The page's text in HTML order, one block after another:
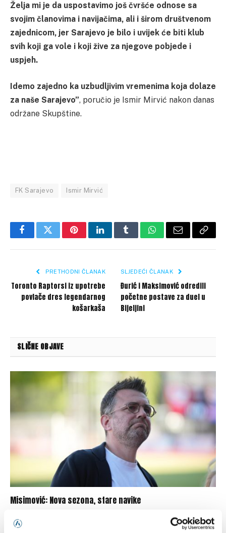
Želja mi je da uspostavimo još čvršće odnose sa
svojim članovima i navijačima, ali i širom društvenom
zajednicom, jer Sarajevo je bilo i uvijek će biti klub
svih koji ga vole i koji žive za njegove pobjede i
uspjeh.
Idemo zajedno ka uzbudljivim vremenima koja dolaze
za naše Sarajevo”, poručio je Ismir Mirvić nakon danas
održane Skupštine.
FK Sarajevo Ismir Mirvić
FacebookTwitterPinterestLinkedInTumblrWhatsApp
Email Copy
PRETHODNI ČLANAK
Toronto Raptorsi iz upotrebe
povlače dres legendarnog
košarkaša
SLJEDEĆI ČLANAK
Đurić i Maksimović odredili
početne postave za duel u
Bijeljini
SLIČNE OBJAVE
Misimović: Nova sezona, stare navike